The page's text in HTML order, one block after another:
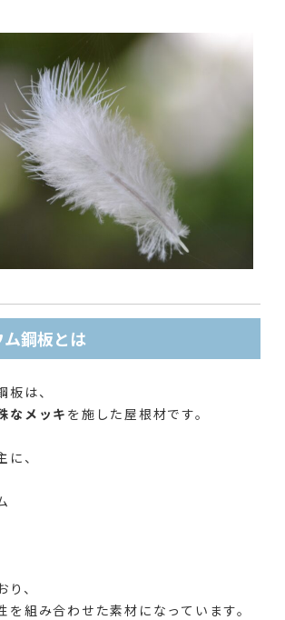
鋼板とは
板は、
なメッキを施した屋根材です。
、
、
を組み合わせた素材になっています。